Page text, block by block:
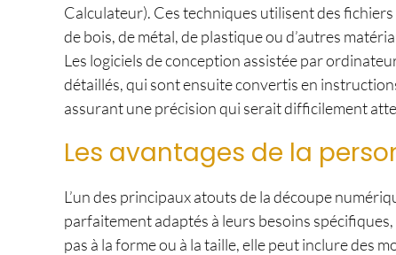
Calculateur). Ces techniques utilisent des
de bois, de métal, de plastique ou d’autres
Les logiciels de conception assistée par
détaillés, qui sont ensuite convertis en
assurant une précision qui serait difficilement
Les avantages de la
L’un des principaux atouts de la découpe
parfaitement adaptés à leurs besoins
pas à la forme ou à la taille, elle peut inclure des